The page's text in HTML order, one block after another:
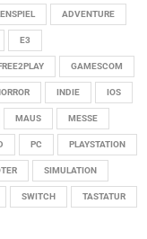
ADVENTURE
E3
GAMESCOM
INDIE IOS
MAUS MESSE
PC PLAYSTATION
SIMULATION
SWITCH TASTATUR